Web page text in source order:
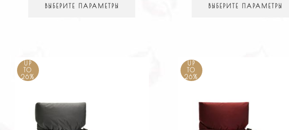
ВЫБЕРИТЕ ПАРАМЕТРЫ ВЫБЕРИТЕ ПАРАМЕТРЫ
UP
TO
26%
UP
TO
26%